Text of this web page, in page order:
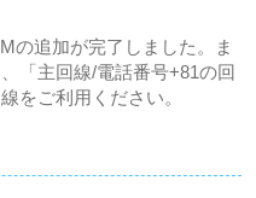
の追加が完了しました。ま
「主回線/電話番号+81の回
をご利用ください。